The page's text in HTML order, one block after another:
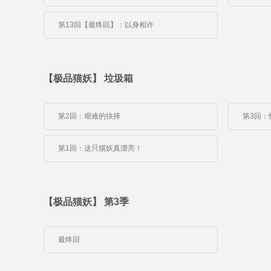
第13回【最终回】：以身相许
【极品猫妖】 垃圾箱
第2回：艰难的抉择 第3回：
第1回：这只猫妖真漂亮！
【极品猫妖】 第3季
最终回